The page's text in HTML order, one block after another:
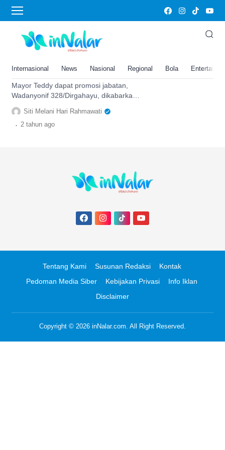
Internasional News Nasional Regional Bola
Ajudan Prabowo Subainto
Dapat Promosi Jabatan
Wadanyonif 328/Dirgahayu,
Ajudan Prabowo Subianto
Mayor Teddy dapat promosi jabatan,
Wadanyonif 328/Dirgahayu, dikabarkan
tak akan lagi menjadi ajudan dari
Prabowo Subianto.
Siti Melani Hari Rahmawati
. 2 tahun ago
Tentang Kami Susunan Redaksi
Kontak
Pedoman Media Siber
Kebijakan Privasi
Info Iklan
Disclaimer
Copyright © 2026 inNalar.com. All Right Reserved.